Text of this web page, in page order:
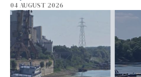
04 AUGUST 2026